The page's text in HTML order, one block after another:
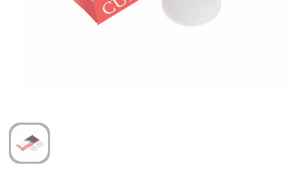
Verzorging & welness
Wijn, bier en proeverij
Zomerpakketten